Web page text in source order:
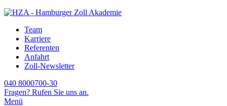
Team
Karriere
Referenten
Anfahrt
Zoll-Newsletter
040 8000700-30
Fragen? Rufen Sie uns an.
Menü